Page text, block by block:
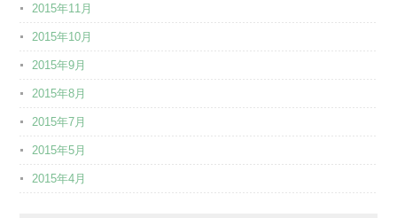
2015年11月
2015年10月
2015年9月
2015年8月
2015年7月
2015年5月
2015年4月